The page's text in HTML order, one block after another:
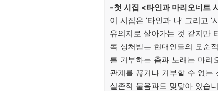
-첫 시집 <타인과 마리오네트
이 시집은 ‘타인과 나’ 그리고
유의지로 살아가는 것 같지만
록 상처받는 현대인들의 모순
를 거부하는 춤과 노래는 마리
관계를 끊거나 거부할 수 없는
실존적 물음과도 맞닿아 있습